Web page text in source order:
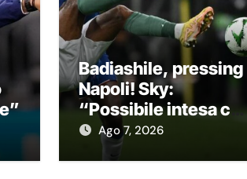
Badiashile, pressing
Napoli! Sky:
“Possibile intesa col
Chelsea con questa
formula”
Ago 7, 2026